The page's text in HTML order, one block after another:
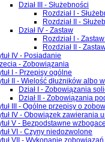
Dział III - Służebności
Rozdział I -
Rozdział II -
Dział IV - Zastaw
Rozdział I -
Rozdział II -
IV - Posiadanie
- Zobowiązania
I - Przepisy ogólne
II - Wielość dłużników albo
Dział I - Zobowiązania
Dział II - Zobowiązania
III - Ogólne przepisy o
IV - Obowiązek zawierania
V - Bezpodstawne
VI - Czyny niedozwolone
VII - Wykonanie